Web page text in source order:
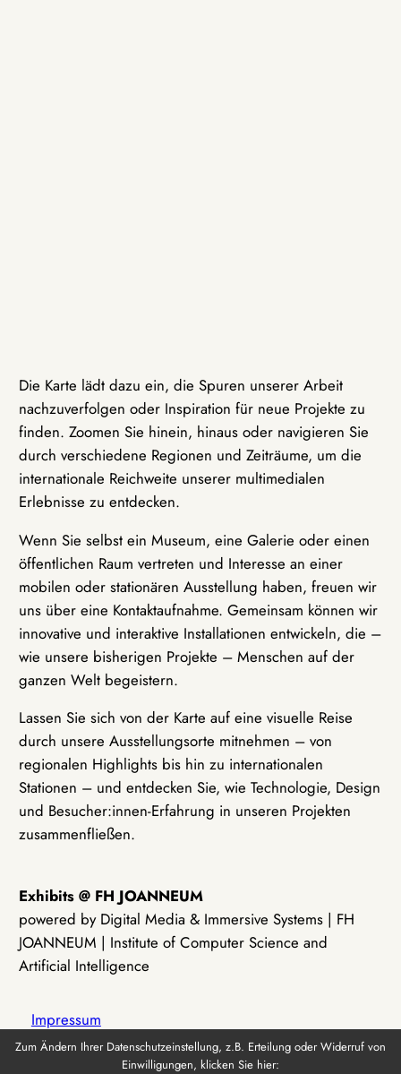
Die Karte lädt dazu ein, die Spuren unserer Arbeit
nachzuverfolgen oder Inspiration für neue Projekte zu
finden. Zoomen Sie hinein, hinaus oder navigieren Sie
durch verschiedene Regionen und Zeiträume, um die
internationale Reichweite unserer multimedialen
Erlebnisse zu entdecken.
Wenn Sie selbst ein Museum, eine Galerie oder einen
öffentlichen Raum vertreten und Interesse an einer
mobilen oder stationären Ausstellung haben, freuen wir
uns über eine Kontaktaufnahme. Gemeinsam können wir
innovative und interaktive Installationen entwickeln, die –
wie unsere bisherigen Projekte – Menschen auf der
ganzen Welt begeistern.
Lassen Sie sich von der Karte auf eine visuelle Reise
durch unsere Ausstellungsorte mitnehmen – von
regionalen Highlights bis hin zu internationalen
Stationen – und entdecken Sie, wie Technologie, Design
und Besucher:innen-Erfahrung in unseren Projekten
zusammenfließen.
Exhibits @ FH JOANNEUM
powered by Digital Media & Immersive Systems | FH
JOANNEUM | Institute of Computer Science and
Artificial Intelligence
Impressum
Zum Ändern Ihrer Datenschutzeinstellung, z.B. Erteilung oder Widerruf von
Einwilligungen, klicken Sie hier: